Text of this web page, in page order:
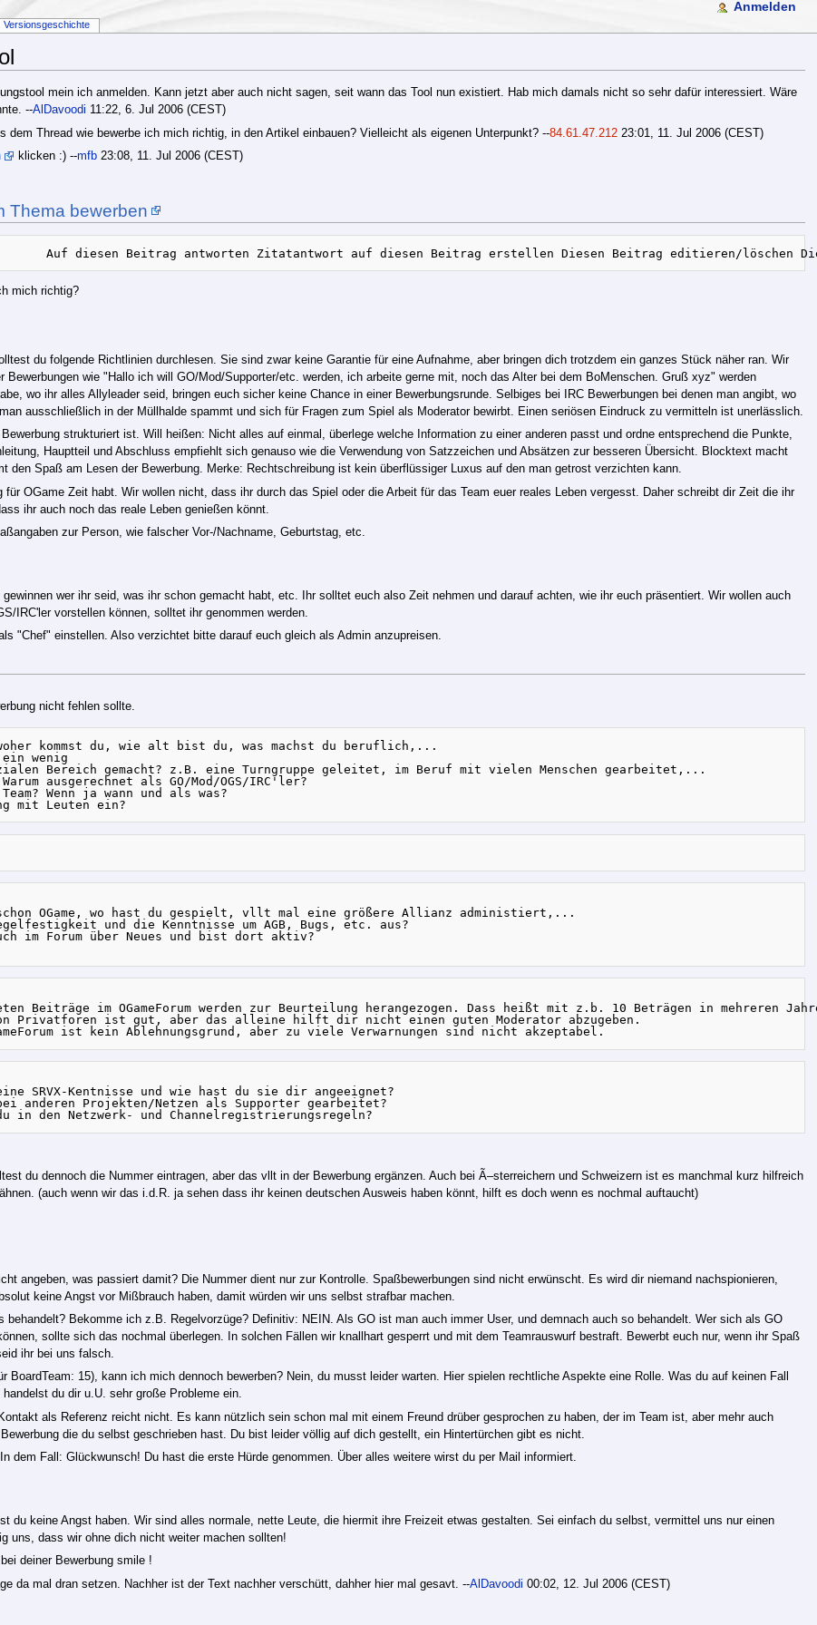
mein ich anmelden. Kann jetzt aber auch nicht sagen, seit wann das Tool nun existiert. Hab mich damals nicht so sehr dafür interessiert. Wäre
--AlDavoodi 11:22, 6. Jul 2006 (CEST)
dem Thread wie bewerbe ich mich richtig, in den Artikel einbauen? Vielleicht als eigenen Unterpunkt? --84.61.47.21223:01, 11. Jul 2006 (CEST)
klicken :) --mfb23:08, 11. Jul 2006 (CEST)
Thema bewerben
mich richtig?
du folgende Richtlinien durchlesen. Sie sind zwar keine Garantie für eine Aufnahme, aber bringen dich trotzdem ein ganzes Stück näher ran. Wir
Bewerbungen wie "Hallo ich will GO/Mod/Supporter/etc. werden, ich arbeite gerne mit, noch das Alter bei dem BoMenschen. Gruß xyz" werden
wo ihr alles Allyleader seid, bringen euch sicher keine Chance in einer Bewerbungsrunde. Selbiges bei IRC Bewerbungen bei denen man angibt, wo
ausschließlich in der Müllhalde spammt und sich für Fragen zum Spiel als Moderator bewirbt. Einen seriösen Eindruck zu vermitteln ist unerlässlich.
strukturiert ist. Will heißen: Nicht alles auf einmal, überlege welche Information zu einer anderen passt und ordne entsprechend die Punkte,
Hauptteil und Abschluss empfiehlt sich genauso wie die Verwendung von Satzzeichen und Absätzen zur besseren Übersicht. Blocktext macht
den Spaß am Lesen der Bewerbung. Merke: Rechtschreibung ist kein überflüssiger Luxus auf den man getrost verzichten kann.
OGame Zeit habt. Wir wollen nicht, dass ihr durch das Spiel oder die Arbeit für das Team euer reales Leben vergesst. Daher schreibt dir Zeit die ihr
ihr auch noch das reale Leben genießen könnt.
zur Person, wie falscher Vor-/Nachname, Geburtstag, etc.
wer ihr seid, was ihr schon gemacht habt, etc. Ihr solltet euch also Zeit nehmen und darauf achten, wie ihr euch präsentiert. Wir wollen auch
IRC'ler vorstellen können, solltet ihr genommen werden.
"Chef" einstellen. Also verzichtet bitte darauf euch gleich als Admin anzupreisen.
nicht fehlen sollte.
kommst du, wie alt bist du, was machst du beruflich,...
wenig
Bereich gemacht? z.B. eine Turngruppe geleitet, im Beruf mit vielen Menschen gearbeitet,...
ausgerechnet als GO/Mod/OGS/IRC'ler?
Wenn ja wann und als was?
OGame, wo hast du gespielt, vllt mal eine größere Allianz administiert,...
und die Kenntnisse um AGB, Bugs, etc. aus?
im Forum über Neues und bist dort aktiv?
Beiträge im OGameForum werden zur Beurteilung herangezogen. Dass heißt mit z.b. 10 Beträgen in mehreren
Privatforen ist gut, aber das alleine hilft dir nicht einen guten Moderator abzugeben.
SRVX-Kentnisse und wie hast du sie dir angeeignet?
anderen Projekten/Netzen als Supporter gearbeitet?
du dennoch die Nummer eintragen, aber das vllt in der Bewerbung ergänzen. Auch bei Ã–sterreichern und Schweizern ist es manchmal kurz hilfreich
(auch wenn wir das i.d.R. ja sehen dass ihr keinen deutschen Ausweis haben könnt, hilft es doch wenn es nochmal auftaucht)
angeben, was passiert damit? Die Nummer dient nur zur Kontrolle. Spaßbewerbungen sind nicht erwünscht. Es wird dir niemand nachspionieren,
keine Angst vor Mißbrauch haben, damit würden wir uns selbst strafbar machen.
behandelt? Bekomme ich z.B. Regelvorzüge? Definitiv: NEIN. Als GO ist man auch immer User, und demnach auch so behandelt. Wer sich als GO
sollte sich das nochmal überlegen. In solchen Fällen wir knallhart gesperrt und mit dem Teamrauswurf bestraft. Bewerbt euch nur, wenn ihr Spaß
ihr bei uns falsch.
BoardTeam: 15), kann ich mich dennoch bewerben? Nein, du musst leider warten. Hier spielen rechtliche Aspekte eine Rolle. Was du auf keinen Fall
du dir u.U. sehr große Probleme ein.
als Referenz reicht nicht. Es kann nützlich sein schon mal mit einem Freund drüber gesprochen zu haben, der im Team ist, aber mehr auch
die du selbst geschrieben hast. Du bist leider völlig auf dich gestellt, ein Hintertürchen gibt es nicht.
dem Fall: Glückwunsch! Du hast die erste Hürde genommen. Über alles weitere wirst du per Mail informiert.
du keine Angst haben. Wir sind alles normale, nette Leute, die hiermit ihre Freizeit etwas gestalten. Sei einfach du selbst, vermittel uns nur einen
uns, dass wir ohne dich nicht weiter machen sollten!
deiner Bewerbung smile !
da mal dran setzen. Nachher ist der Text nachher verschütt, dahher hier mal gesavt. --AlDavoodi 00:02, 12. Jul 2006 (CEST)
Versionsgeschichte
Anmelden